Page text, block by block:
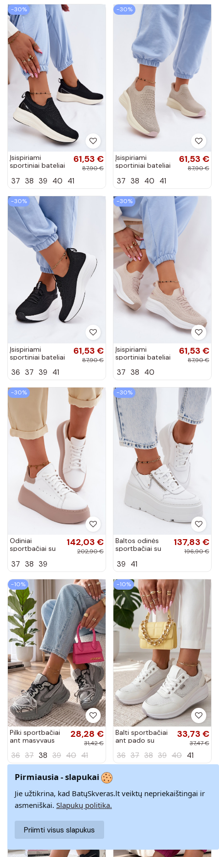
Calinae
−30%
Įsispiriami
sportiniai bateliai
juodos spalvos
61,53 €
87,90 €
37 38 39 40 41
−30%
Įsispiriami
sportiniai bateliai
smėlio spalvos
61,53 €
87,90 €
37 38 40 41
−30%
Įsispiriami
sportiniai bateliai
juodos spalvos
61,53 €
87,90 €
36 37 39 41
−30%
Įsispiriami
sportiniai bateliai
smėlio spalvos
61,53 €
87,90 €
37 38 40
−30%
Odiniai
sportbačiai su
Zazoo N408S2
142,03 €
202,90 €
37 38 39
−30%
Baltos odinės
sportbačiai su
Zazoo N1084
137,83 €
196,90 €
39 41
−10%
Pilki sportbačiai
ant masyvaus
28,28 €
31,42 €
36 37 38 39 40 41
−10%
Balti sportbačiai
ant pado su
Ava
33,73 €
37,47 €
36 37 38 39 40 41
−10%
Pirmiausia - slapukai
Jie užtikrina, kad BatųSkveras.lt veiktų nepriekaištingai ir
asmeniškai. Slapukų politika.
Priimti visus slapukus